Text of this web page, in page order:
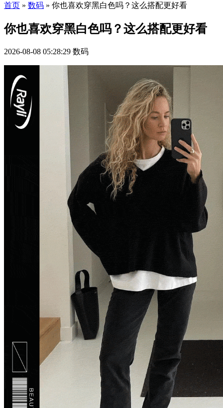
首页 » 数码 » 你也喜欢穿黑白色吗？这么搭配更好看
你也喜欢穿黑白色吗？这么搭配更好看
2026-08-08 05:28:29 数码